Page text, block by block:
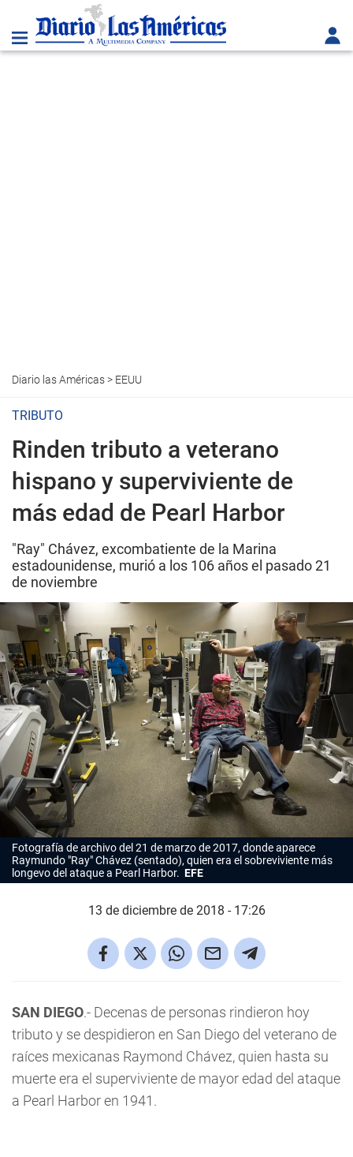
Diario las Américas> EEUU
TRIBUTO
Rinden tributo a veterano
hispano y superviviente de
más edad de Pearl Harbor
"Ray" Chávez, excombatiente de la Marina
estadounidense, murió a los 106 años el pasado 21
de noviembre
Fotografía de archivo del 21 de marzo de 2017, donde aparece
Raymundo "Ray" Chávez (sentado), quien era el sobreviviente más
longevo del ataque a Pearl Harbor. EFE
13 de diciembre de 2018 - 17:26
SAN DIEGO.- Decenas de personas rindieron hoy
tributo y se despidieron en San Diego del veterano de
raíces mexicanas Raymond Chávez, quien hasta su
muerte era el superviviente de mayor edad del ataque
a Pearl Harbor en 1941.